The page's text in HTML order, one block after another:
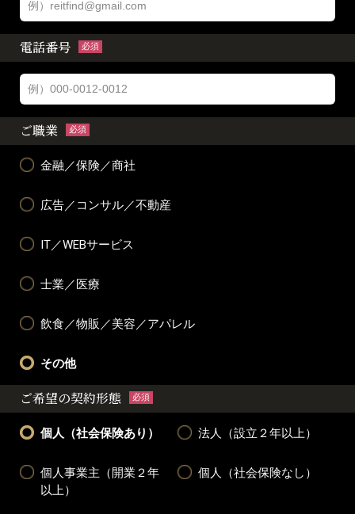
電話番号 必須
ご職業 必須
金融／保険／商社
広告／コンサル／不動産
IT／WEBサービス
士業／医療
飲食／物販／美容／アパレル
その他
ご希望の契約形態 必須
個人（社会保険あり） 法人（設立２年以上）
個人事業主（開業２年
以上）
個人（社会保険なし）